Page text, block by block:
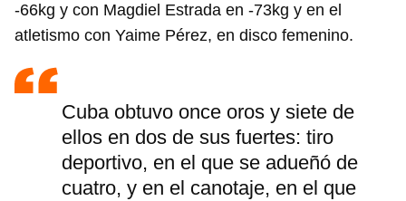
-66kg y con Magdiel Estrada en -73kg y en el
atletismo con Yaime Pérez, en disco femenino.
Cuba obtuvo once oros y siete de
ellos en dos de sus fuertes: tiro
deportivo, en el que se adueñó de
cuatro, y en el canotaje, en el que